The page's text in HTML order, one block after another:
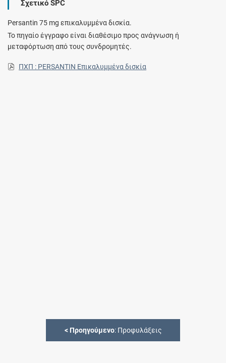
Σχετικό SPC
Persantin 75 mg επικαλυμμένα δισκία.
Το πηγαίο έγγραφο είναι διαθέσιμο προς ανάγνωση ή
μεταφόρτωση από τους συνδρομητές.
ΠΧΠ : PERSANTIN Επικαλυμμένα δισκία
< Προηγούμενο: Προφυλάξεις